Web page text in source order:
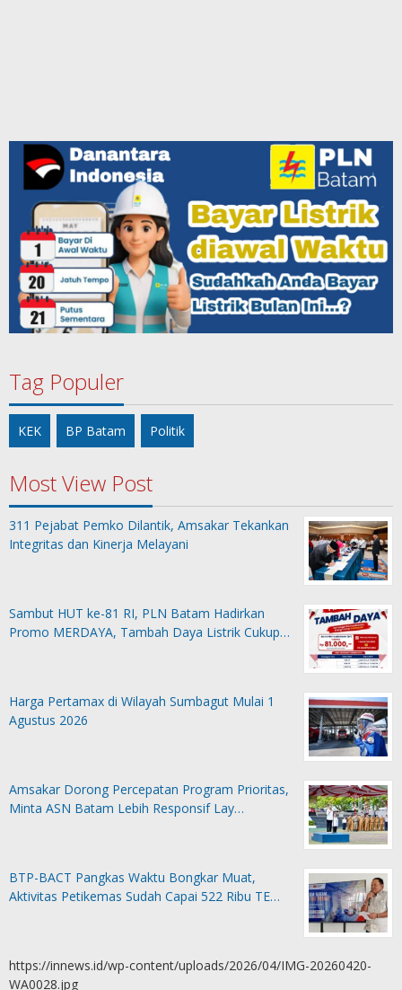
Tag Populer
KEK BP Batam Politik
Most View Post
311 Pejabat Pemko Dilantik, Amsakar Tekankan
Integritas dan Kinerja Melayani
Sambut HUT ke-81 RI, PLN Batam Hadirkan
Promo MERDAYA, Tambah Daya Listrik Cukup…
Harga Pertamax di Wilayah Sumbagut Mulai 1
Agustus 2026
Amsakar Dorong Percepatan Program Prioritas,
Minta ASN Batam Lebih Responsif Lay…
BTP-BACT Pangkas Waktu Bongkar Muat,
Aktivitas Petikemas Sudah Capai 522 Ribu TE…
https://innews.id/wp-content/uploads/2026/04/IMG-20260420-
WA0028.jpg